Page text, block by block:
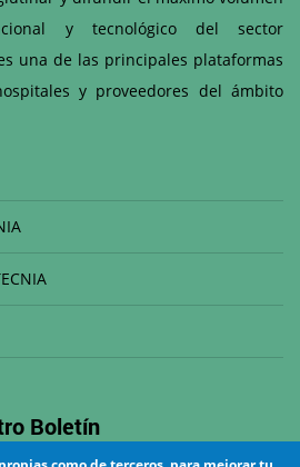
y tecnológico del sector
una de las principales plataformas
y proveedores del ámbito
Boletín